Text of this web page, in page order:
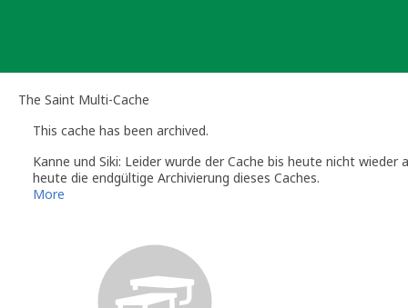
The Saint Multi-Cache
This cache has been archived.
Kanne und Siki: Leider wurde der Cache bis heute nicht
heute die endgültige Archivierung dieses Caches.
Wenn du an dieser Stelle wieder einen Cache platzieren
(Official Geocaching.com Volunteer Reviewer)
Die Info-Seiten der deutschsprachigen Reviewer:
More